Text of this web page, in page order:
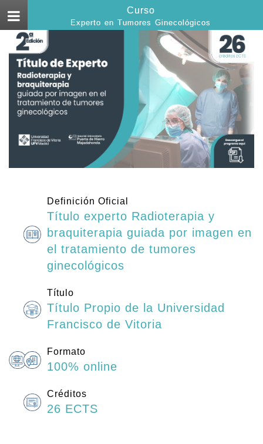
Menú Curso
Experto en Tumores Ginecológicos
Definición Oficial
Título experto Radioterapia y
braquiterapia guiada por imagen en
el tratamiento de tumores
ginecológicos
Título
Título Propio de la Universidad
Francisco de Vitoria
Formato
100% online
Créditos
26 ECTS